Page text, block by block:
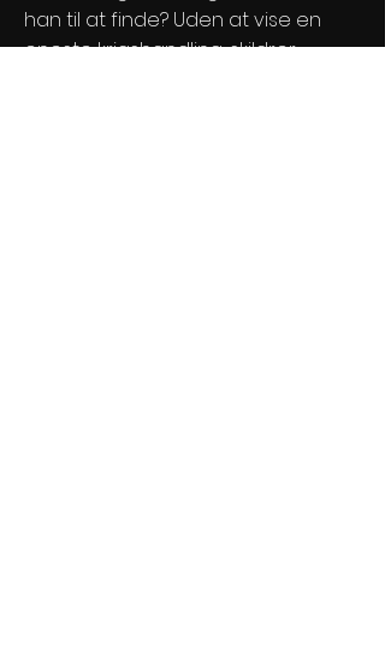
han til at finde? Uden at vise en
eneste krigshandling, skildrer